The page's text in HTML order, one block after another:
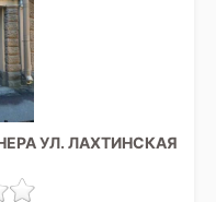
УЛ. ЛАХТИНСКАЯ